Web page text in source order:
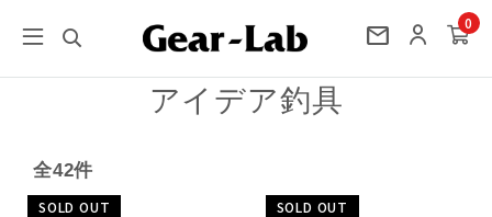
mail 0
アイデア釣具
全42件
SOLD OUT SOLD OUT